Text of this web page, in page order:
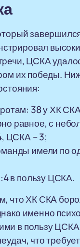
ЦСКА
их победы.
38 у ХК
равное, с
ЦСКА – 3;
имели по
в пользу ЦСКА.
ХК СКА
именно
в пользу
что